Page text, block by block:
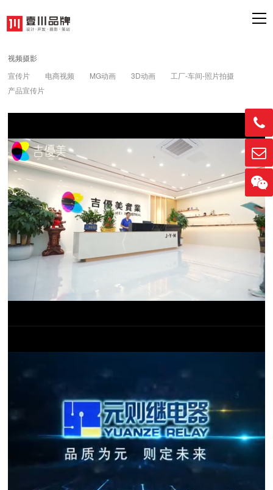
视频摄影
宣传片 电商视频 MG动画 3D动画
工厂-车间-照片拍摄
产品宣传片


